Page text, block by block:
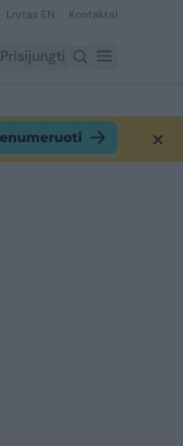
Lrytas EN Kontaktai
Prisijungti